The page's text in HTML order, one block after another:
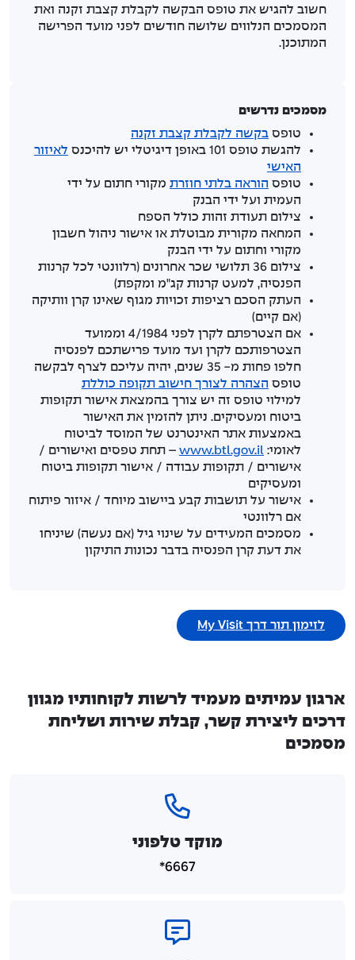
חשוב להגיש את טופס הבקשה לקבלת קצבת זקנה ואת
המסמכים הנלווים שלושה חודשים לפני מועד הפרישה
המתוכנן.
מסמכים נדרשים
טופס בקשה לקבלת קצבת זקנה
להגשת טופס 101 באופן דיגיטלי יש להיכנס
לאיזור
האישי
טופס הוראה בלתי חוזרת מקורי חתום על ידי
העמית ועל ידי הבנק
צילום תעודת זהות כולל הספח
המחאה מקורית מבוטלת או אישור ניהול חשבון
מקורי וחתום על ידי הבנק
צילום 36 תלושי שכר אחרונים (רלוונטי לכל קרנות
הפנסיה, למעט קרנות קג"מ ומקפת)
העתק הסכם רציפות זכויות מגוף שאינו קרן וותיקה
(אם קיים)
אם הצטרפתם לקרן לפני 4/1984 וממועד
הצטרפותכם לקרן ועד מועד פרישתכם לפנסיה
חלפו פחות מ- 35 שנים, יהיה עליכם לצרף לבקשה
טופס הצהרה לצורך חישוב תקופה כוללת
למילוי טופס זה יש צורך בהמצאת אישור תקופות
ביטוח ומעסיקים. ניתן להזמין את האישור
באמצעות אתר האינטרנט של המוסד לביטוח
לאומי: www.btl.gov.il – תחת טפסים ואישורים /
אישורים / תקופות עבודה / אישור תקופות ביטוח
ומעסיקים
אישור על תושבות קבע ביישוב מיוחד / איזור פיתוח
אם רלוונטי
מסמכים המעידים על שינוי גיל (אם נעשה) שיניחו
את דעת קרן הפנסיה בדבר נכונות התיקון
לזימון תור דרך My Visit
ארגון עמיתים מעמיד לרשות לקוחותיו מגוון
דרכים ליצירת קשר, קבלת שירות ושליחת
מסמכים
מוקד טלפוני
6667*